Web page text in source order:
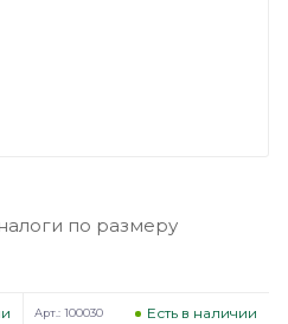
по размеру
Есть в наличии
Арт.: 100030